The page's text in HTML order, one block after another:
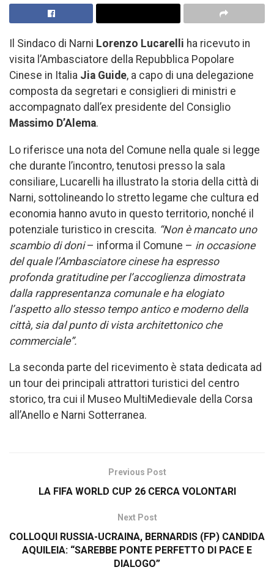
Il Sindaco di Narni Lorenzo Lucarelli ha ricevuto in
visita l’Ambasciatore della Repubblica Popolare
Cinese in Italia Jia Guide, a capo di una delegazione
composta da segretari e consiglieri di ministri e
accompagnato dall’ex presidente del Consiglio
Massimo D’Alema.
Lo riferisce una nota del Comune nella quale si legge
che durante l’incontro, tenutosi presso la sala
consiliare, Lucarelli ha illustrato la storia della città di
Narni, sottolineando lo stretto legame che cultura ed
economia hanno avuto in questo territorio, nonché il
potenziale turistico in crescita. “Non è mancato uno
scambio di doni– informa il Comune – in occasione
del quale l’Ambasciatore cinese ha espresso
profonda gratitudine per l’accoglienza dimostrata
dalla rappresentanza comunale e ha elogiato
l’aspetto allo stesso tempo antico e moderno della
città, sia dal punto di vista architettonico che
commerciale”.
La seconda parte del ricevimento è stata dedicata ad
un tour dei principali attrattori turistici del centro
storico, tra cui il Museo MultiMedievale della Corsa
all’Anello e Narni Sotterranea.
Previous Post
LA FIFA WORLD CUP 26 CERCA VOLONTARI
Next Post
COLLOQUI RUSSIA-UCRAINA, BERNARDIS (FP) CANDIDA
AQUILEIA: “SAREBBE PONTE PERFETTO DI PACE E
DIALOGO”